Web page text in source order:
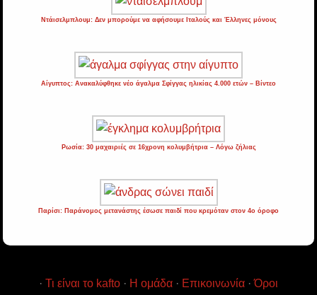
Ντάισελμπλουμ: Δεν μπορούμε να αφήσουμε Ιταλούς και Έλληνες μόνους
Αίγυπτος: Ανακαλύφθηκε νέο άγαλμα Σφίγγας ηλικίας 4.000 ετών – Βίντεο
Ρωσία: 30 μαχαιριές σε 16χρονη κολυμβήτρια – Λόγω ζήλιας
Παρίσι: Παράνομος μετανάστης έσωσε παιδί που κρεμόταν στον 4ο όροφο
· Τι είναι το kafto · Η ομάδα · Επικοινωνία ·Όροι